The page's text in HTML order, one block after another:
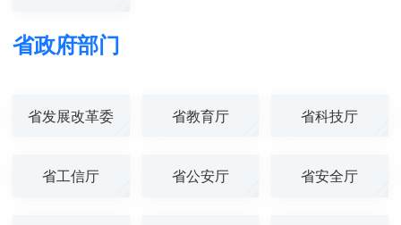
省政府部门
省发展改革委 省教育厅 省科技厅
省工信厅 省公安厅 省安全厅